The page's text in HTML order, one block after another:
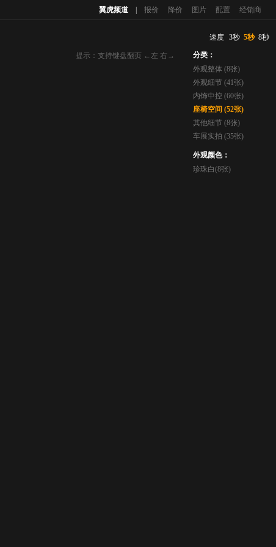
翼虎频道 报价 降价 图片 配置 经销商
提示：支持键盘翻页 ←左 右→
速度 3秒 5秒 8秒
分类：
外观整体 (8张)
外观细节 (41张)
内饰中控 (60张)
座椅空间 (52张)
其他细节 (8张)
车展实拍 (35张)
外观颜色：
珍珠白(8张)